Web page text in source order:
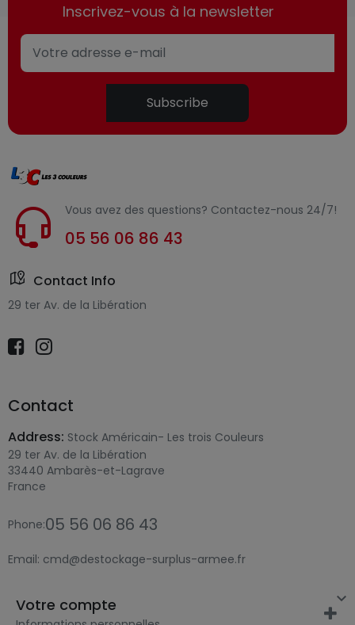
Inscrivez-vous à la newsletter
Subscribe
Vous avez des questions? Contactez-nous 24/7!
05 56 06 86 43
Contact Info
29 ter Av. de la Libération
Contact
Address: Stock Américain- Les trois Couleurs
29 ter Av. de la Libération
33440 Ambarès-et-Lagrave
France
Phone:05 56 06 86 43
Email: cmd@destockage-surplus-armee.fr

Votre compte